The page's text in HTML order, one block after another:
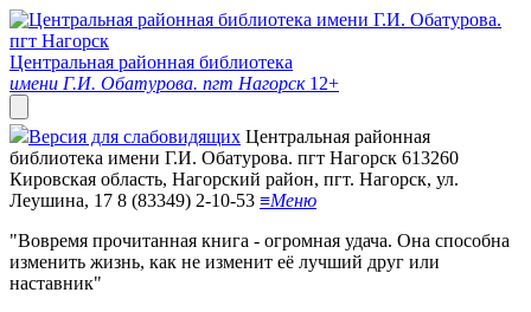
Центральная районная библиотека
имени Г.И. Обатурова. пгт Нагорск 12+
Версия для слабовидящих Центральная районная
библиотека имени Г.И. Обатурова. пгт Нагорск 613260
Кировская область, Нагорский район, пгт. Нагорск, ул.
Леушина, 17 8 (83349) 2-10-53 ≡Меню
"Вовремя прочитанная книга - огромная удача. Она способна
изменить жизнь, как не изменит её лучший друг или
наставник"